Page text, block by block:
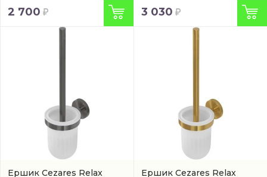
2 700 3 030
Ершик Cezares Relax
Ершик Cezares Relax